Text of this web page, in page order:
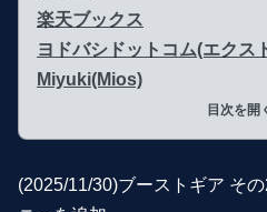
楽天ブックス
ヨドバシドットコム(エクス
Miyuki(Mios)
目次を開
(2025/11/30)ブーストギア そ